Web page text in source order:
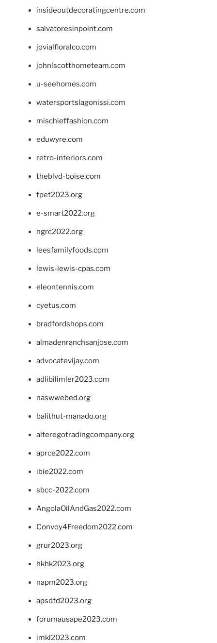
insideoutdecoratingcentre.com
salvatoresinpoint.com
jovialfloralco.com
johnlscotthometeam.com
u-seehomes.com
watersportslagonissi.com
mischieffashion.com
eduwyre.com
retro-interiors.com
theblvd-boise.com
fpet2023.org
e-smart2022.org
ngrc2022.org
leesfamilyfoods.com
lewis-lewis-cpas.com
eleontennis.com
cyetus.com
bradfordshops.com
almadenranchsanjose.com
advocatevijay.com
adlibilimler2023.com
naswwebed.org
balithut-manado.org
alteregotradingcompany.org
aprce2022.com
ibie2022.com
sbcc-2022.com
AngolaOilAndGas2022.com
Convoy4Freedom2022.com
grur2023.org
hkhk2023.org
napm2023.org
apsdfd2023.org
forumausape2023.com
imkl2023.com